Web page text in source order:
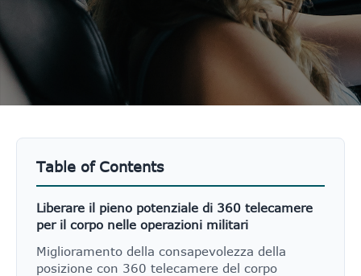
Table of Contents
Liberare il pieno potenziale di 360 telecamere
per il corpo nelle operazioni militari
Miglioramento della consapevolezza della
posizione con 360 telecamere del corpo